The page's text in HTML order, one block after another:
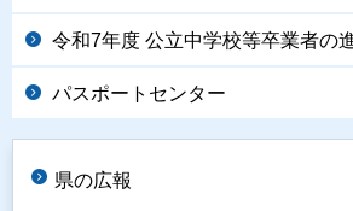
令和7年度 公立中学校等卒業者の
パスポートセンター
県の広報